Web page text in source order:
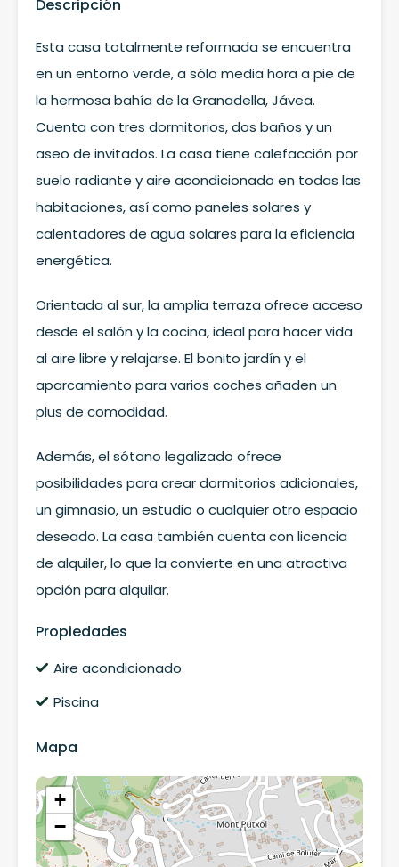
Descripción
Esta casa totalmente reformada se encuentra
en un entorno verde, a sólo media hora a pie de
la hermosa bahía de la Granadella, Jávea.
Cuenta con tres dormitorios, dos baños y un
aseo de invitados. La casa tiene calefacción por
suelo radiante y aire acondicionado en todas las
habitaciones, así como paneles solares y
calentadores de agua solares para la eficiencia
energética.
Orientada al sur, la amplia terraza ofrece acceso
desde el salón y la cocina, ideal para hacer vida
al aire libre y relajarse. El bonito jardín y el
aparcamiento para varios coches añaden un
plus de comodidad.
Además, el sótano legalizado ofrece
posibilidades para crear dormitorios adicionales,
un gimnasio, un estudio o cualquier otro espacio
deseado. La casa también cuenta con licencia
de alquiler, lo que la convierte en una atractiva
opción para alquilar.
Propiedades
Aire acondicionado
Piscina
Mapa
+
−